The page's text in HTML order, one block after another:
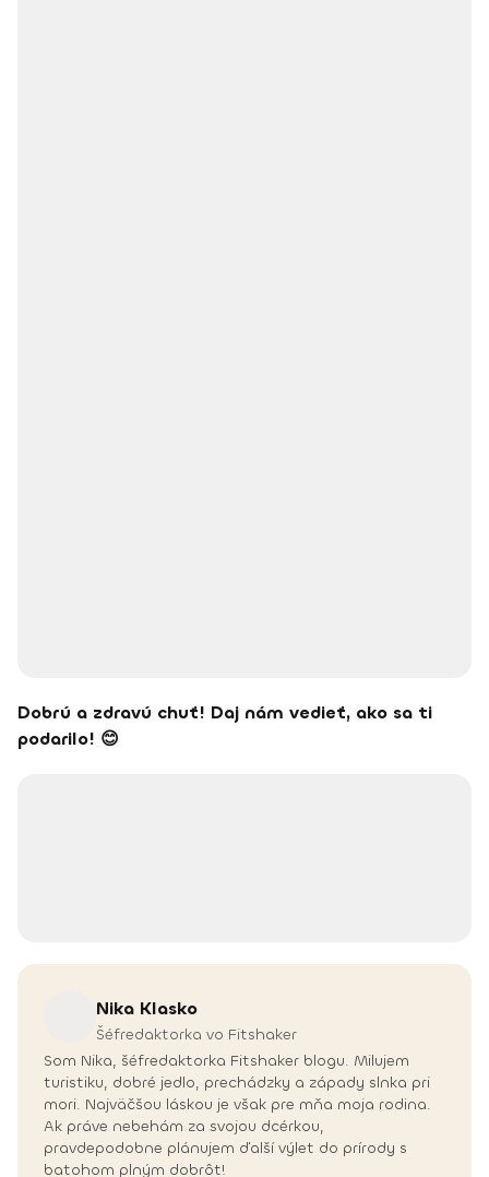
Dobrú a zdravú chuť! Daj nám vedieť, ako sa ti
podarilo! 😊
Nika Klasko
Šéfredaktorka vo Fitshaker
Som Nika, šéfredaktorka Fitshaker blogu. Milujem
turistiku, dobré jedlo, prechádzky a západy slnka pri
mori. Najväčšou láskou je však pre mňa moja rodina.
Ak práve nebehám za svojou dcérkou,
pravdepodobne plánujem ďalší výlet do prírody s
batohom plným dobrôt!